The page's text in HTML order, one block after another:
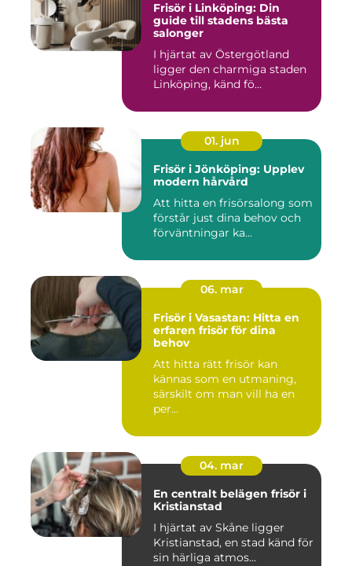
Frisör i Linköping: Din
guide till stadens bästa
salonger
I hjärtat av Östergötland
ligger den charmiga staden
Linköping, känd fö...
01. jun
Frisör i Jönköping: Upplev
modern hårvård
Att hitta en frisörsalong som
förstår just dina behov och
förväntningar ka...
06. mar
Frisör i Vasastan: Hitta en
erfaren frisör för dina
behov
Att hitta rätt frisör kan
kännas som en utmaning,
särskilt om man vill ha en
per...
04. mar
En centralt belägen frisör i
Kristianstad
I hjärtat av Skåne ligger
Kristianstad, en stad känd för
sin härliga atmos...